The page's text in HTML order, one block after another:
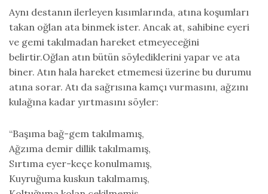
Aynı destanın ilerleyen kısımlarında, atına koşumları
takan oğlan ata binmek ister. Ancak at, sahibine eyeri
ve gemi takılmadan hareket etmeyeceğini
belirtir.Oğlan atın bütün söylediklerini yapar ve ata
biner. Atın hala hareket etmemesi üzerine bu durumu
atına sorar. Atı da sağrısına kamçı vurmasını, ağzını
kulağına kadar yırtmasını söyler:
“Başıma bağ-gem takılmamış,
Ağzıma demir dillik takılmamış,
Sırtıma eyer-keçe konulmamış,
Kuyruğuma kuskun takılmamış,